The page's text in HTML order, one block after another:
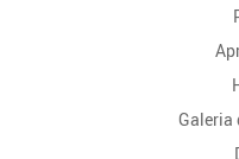
Galeria